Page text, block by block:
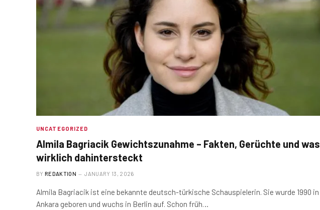
UNCATEGORIZED
Almila Bagriacik Gewichtszunahme – Fakten, Gerüchte und was
wirklich dahintersteckt
BY REDAKTION JANUARY 13, 2026
Almila Bagriacik ist eine bekannte deutsch-türkische Schauspielerin. Sie wurde 1990 in
Ankara geboren und wuchs in Berlin auf. Schon früh…